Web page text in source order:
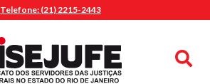
Telefone: (21) 2215-2443